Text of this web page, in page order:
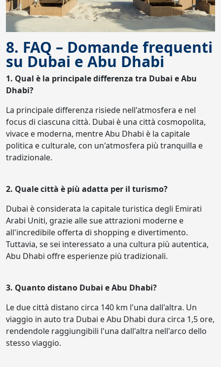
8. FAQ – Domande frequenti
su Dubai e Abu Dhabi
1. Qual è la principale differenza tra Dubai e Abu
Dhabi?
La principale differenza risiede nell'atmosfera e nel
focus di ciascuna città. Dubai è una città cosmopolita,
vivace e moderna, mentre Abu Dhabi è la capitale
politica e culturale, con un'atmosfera più tranquilla e
tradizionale.
2. Quale città è più adatta per il turismo?
Dubai è considerata la capitale turistica degli Emirati
Arabi Uniti, grazie alle sue attrazioni moderne e
all'incredibile offerta di shopping e divertimento.
Tuttavia, se sei interessato a una cultura più autentica,
Abu Dhabi offre esperienze più tradizionali.
3. Quanto distano Dubai e Abu Dhabi?
Le due città distano circa 140 km l'una dall'altra. Un
viaggio in auto tra Dubai e Abu Dhabi dura circa 1,5 ore,
rendendole raggiungibili l'una dall'altra nell'arco dello
stesso viaggio.